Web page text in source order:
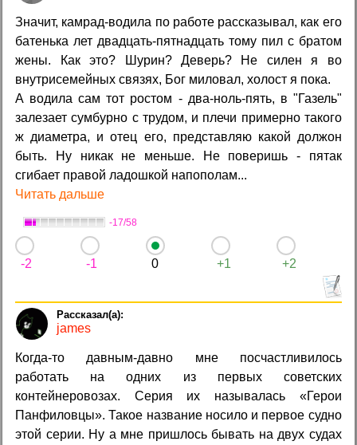
Значит, камрад-водила по работе рассказывал, как его
батенька лет двадцать-пятнадцать тому пил с братом
жены. Как это? Шурин? Деверь? Не силен я во
внутрисемейных связях, Бог миловал, холост я пока.
А водила сам тот ростом - два-ноль-пять, в "Газель"
залезает сумбурно с трудом, и плечи примерно такого
ж диаметра, и отец его, представляю какой должон
быть. Ну никак не меньше. Не поверишь - пятак
сгибает правой ладошкой напополам...
Читать дальше
-17/58
-2 -1 0 +1 +2
james
Когда-то давным-давно мне посчастливилось
работать на одних из первых советских
контейнеровозах. Серия их называлась «Герои
Панфиловцы». Такое название носило и первое судно
этой серии. Ну а мне пришлось бывать на двух судах